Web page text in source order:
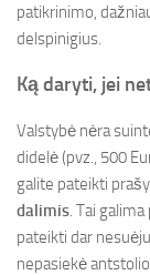
patikrinimo,
delspinigius.
Ką daryti, jei
Valstybė nėra
didelė (pvz., 500
galite pateikti
dalimis. Tai
pateikti dar
nepasiekė